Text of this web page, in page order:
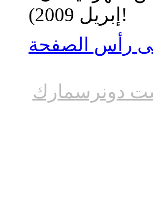
إبريل 2009)!
رأس الصفحة
دونرسمارك